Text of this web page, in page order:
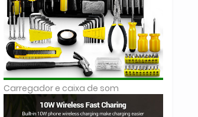
Carregador e caixa de som